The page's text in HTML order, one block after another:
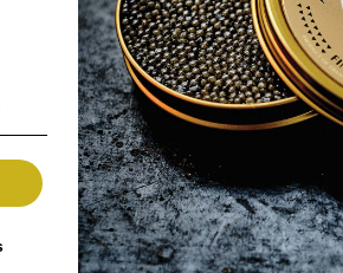
Saumon fumé
tranches Prunier (2
4 tranches)
Produits disponibles sous 48h
ouvrés) - livraison à votre
sous 72h Élevé dans les eaux
et pures des côtes écossaises,
saumon Prunier est...